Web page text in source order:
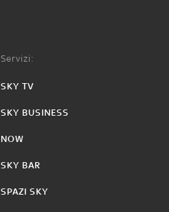
Servizi:
SKY TV
SKY BUSINESS
NOW
SKY BAR
SPAZI SKY